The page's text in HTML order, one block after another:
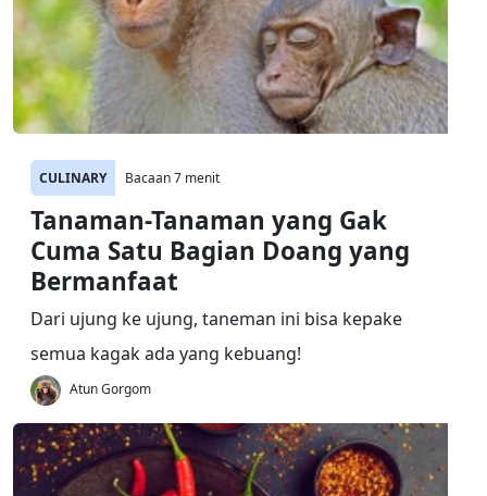
CULINARY Bacaan 7 menit
Tanaman-Tanaman yang Gak
Cuma Satu Bagian Doang yang
Bermanfaat
Dari ujung ke ujung, taneman ini bisa kepake
semua kagak ada yang kebuang!
Atun Gorgom